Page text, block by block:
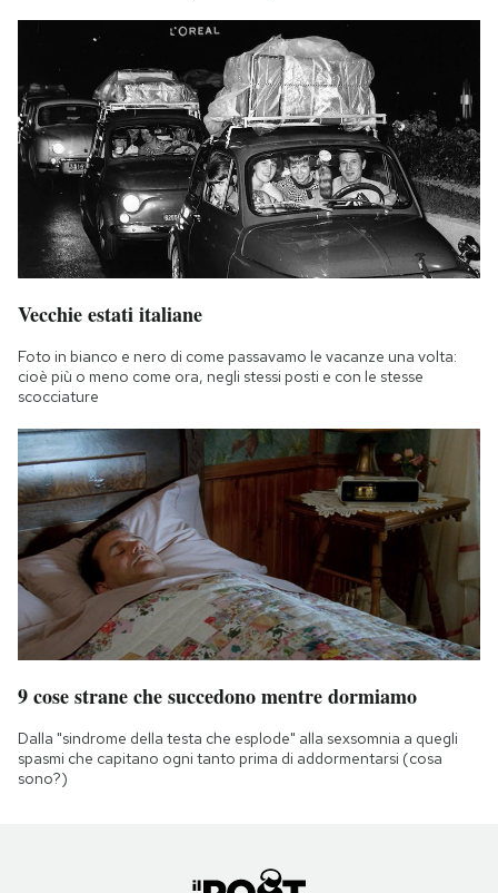
Vecchie estati italiane
Foto in bianco e nero di come passavamo le vacanze una volta:
cioè più o meno come ora, negli stessi posti e con le stesse
scocciature
9 cose strane che succedono mentre dormiamo
Dalla "sindrome della testa che esplode" alla sexsomnia a quegli
spasmi che capitano ogni tanto prima di addormentarsi (cosa
sono?)